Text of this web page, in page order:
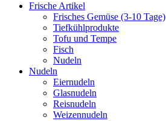
Frische Artikel
Frisches Gemüse (3-10 Tage)
Tiefkühlprodukte
Tofu und Tempe
Fisch
Nudeln
Nudeln
Eiernudeln
Glasnudeln
Reisnudeln
Weizennudeln